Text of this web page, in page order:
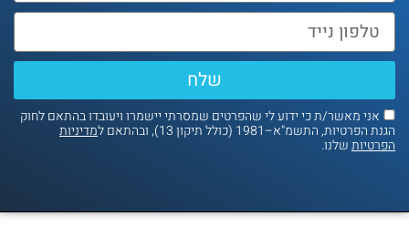
אני מאשר/ת כי ידוע לי שהפרטים שמסרתי יישמרו ויעובדו בהתאם לחוק
הפרטיות, התשמ"א–1981 (כולל תיקון 13), ובהתאם ל מדיניות
שלנו.
שלח